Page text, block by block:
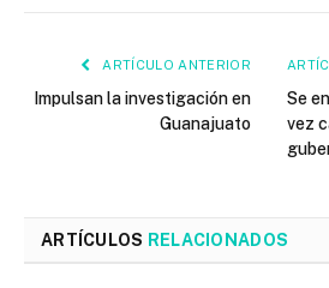
ARTÍCULO ANTERIOR
Impulsan la investigación en
Guanajuato
Se
vez
ARTÍCULOS RELACIONADOS